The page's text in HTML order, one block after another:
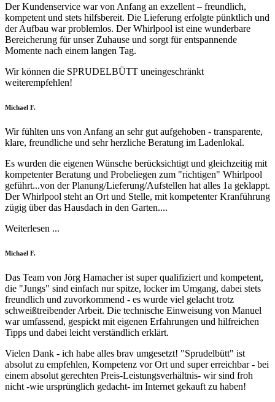
Der Kundenservice war von Anfang an exzellent – freundlich,
kompetent und stets hilfsbereit. Die Lieferung erfolgte pünktlich und
der Aufbau war problemlos. Der Whirlpool ist eine wunderbare
Bereicherung für unser Zuhause und sorgt für entspannende
Momente nach einem langen Tag.
Wir können die SPRUDELBÜTT uneingeschränkt
weiterempfehlen!
Filled
Filled
Filled
Filled
Filled
Michael F.
Wir fühlten uns von Anfang an sehr gut aufgehoben - transparente,
klare, freundliche und sehr herzliche Beratung im Ladenlokal.
Es wurden die eigenen Wünsche berücksichtigt und gleichzeitig mit
kompetenter Beratung und Probeliegen zum "richtigen" Whirlpool
geführt...von der Planung/Lieferung/Aufstellen hat alles 1a geklappt.
Der Whirlpool steht an Ort und Stelle, mit kompetenter Kranführung
zügig über das Hausdach in den Garten....
Weiterlesen ...
Filled
Filled
Filled
Filled
Filled
Michael F.
Das Team von Jörg Hamacher ist super qualifiziert und kompetent,
die "Jungs" sind einfach nur spitze, locker im Umgang, dabei stets
freundlich und zuvorkommend - es wurde viel gelacht trotz
schweißtreibender Arbeit. Die technische Einweisung von Manuel
war umfassend, gespickt mit eigenen Erfahrungen und hilfreichen
Tipps und dabei leicht verständlich erklärt.
Vielen Dank - ich habe alles brav umgesetzt! "Sprudelbütt" ist
absolut zu empfehlen, Kompetenz vor Ort und super erreichbar - bei
einem absolut gerechten Preis-Leistungsverhältnis- wir sind froh
nicht -wie ursprünglich gedacht- im Internet gekauft zu haben!